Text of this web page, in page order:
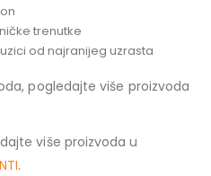
trenutke
od najranijeg uzrasta
pogledajte više proizvoda
više proizvoda u
.